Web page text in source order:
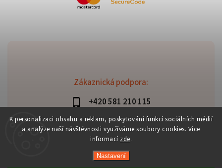
K personalizaci obsahu a reklam, poskytování funkcí sociálních médií
a analýze naší návštěvnosti využíváme soubory cookies. Více
informací zde.
Nastavení
Zákaznická podpora:
+420 581 210 115
info@davaztechnik.cz